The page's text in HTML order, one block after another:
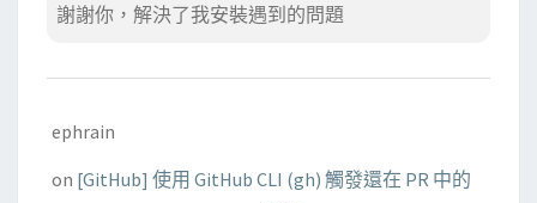
謝謝你，解決了我安裝遇到的問題
ephrain
on [GitHub] 使用 GitHub CLI (gh) 觸發還在 PR 中的